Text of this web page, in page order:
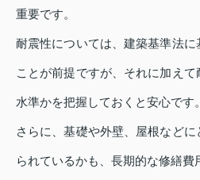
重要です。
耐震性については、建築基準法
ことが前提ですが、それに加え
水準かを把握しておくと安心です。
さらに、基礎や外壁、屋根など
られているかも、長期的な修繕費